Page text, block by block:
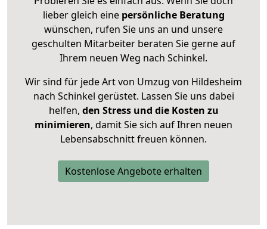
lieber gleich eine persönliche Beratung
wünschen, rufen Sie uns an und unsere
geschulten Mitarbeiter beraten Sie gerne auf
Ihrem neuen Weg nach Schinkel.
Wir sind für jede Art von Umzug von Hildesheim
nach Schinkel gerüstet. Lassen Sie uns dabei
helfen, den Stress und die Kosten zu
minimieren, damit Sie sich auf Ihren neuen
Lebensabschnitt freuen können.
Kostenlose Angebote erhalten